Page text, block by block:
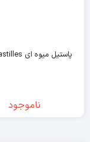
پاستیل میوه ای Fruit pastilles
ناموجود